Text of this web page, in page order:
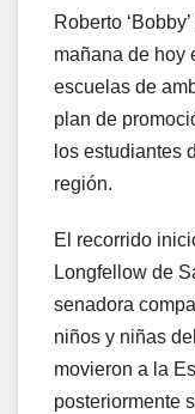
Roberto
mañana de hoy
escuelas de
plan de
los estudiantes
región.
El recorrido
Longfellow de
senadora
niños y niñas
movieron a la
posteriormente